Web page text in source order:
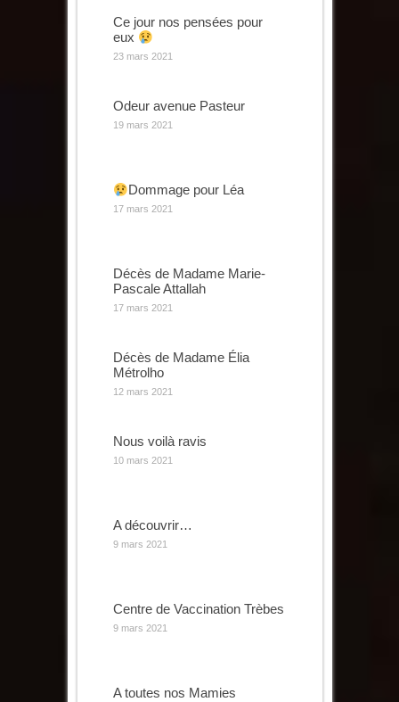
Ce jour nos pensées pour
eux
23 mars 2021
Odeur avenue Pasteur
19 mars 2021
Dommage pour Léa
17 mars 2021
Décès de Madame Marie-
Pascale Attallah
17 mars 2021
Décès de Madame Élia
Métrolho
12 mars 2021
Nous voilà ravis
10 mars 2021
A découvrir…
9 mars 2021
Centre de Vaccination Trèbes
9 mars 2021
A toutes nos Mamies